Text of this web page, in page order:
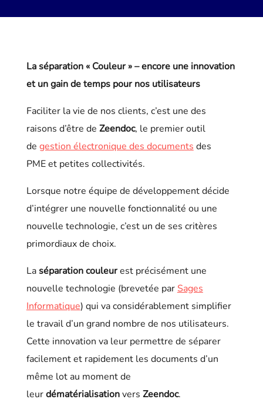
La séparation « Couleur » – encore une innovation
et un gain de temps pour nos utilisateurs
Faciliter la vie de nos clients, c’est une des
raisons d’être de Zeendoc, le premier outil
de gestion électronique des documents des
PME et petites collectivités.
Lorsque notre équipe de développement décide
d’intégrer une nouvelle fonctionnalité ou une
nouvelle technologie, c’est un de ses critères
primordiaux de choix.
Laséparation couleurest précisément une
nouvelle technologie (brevetée par Sages
Informatique) qui va considérablement simplifier
le travail d’un grand nombre de nos utilisateurs.
Cette innovation va leur permettre de séparer
facilement et rapidement les documents d’un
même lot au moment de
leurdématérialisationvers Zeendoc.